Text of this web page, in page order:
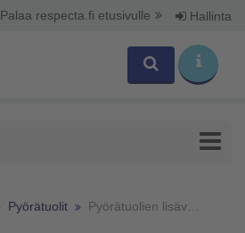
Palaa respecta.fi etusivulle Hallinta
Pyörätuolit Pyörätuolien lisävarusteet